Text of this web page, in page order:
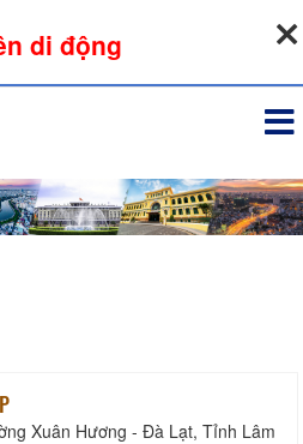
Xuân Hương - Đà Lạt, Tỉnh Lâm
di động